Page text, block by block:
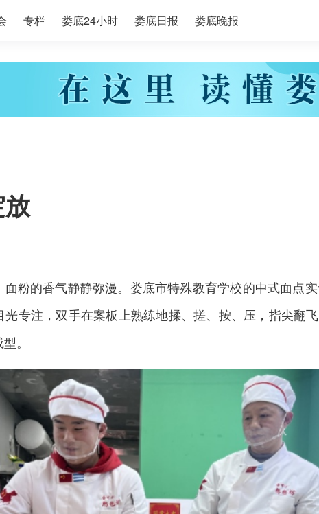
专栏 娄底24小时 娄底日报 娄底晚报
粉的香气静静弥漫。娄底市特殊教育学校的中式面点
光专注，双手在案板上熟练地揉、搓、按、压，指尖翻
。